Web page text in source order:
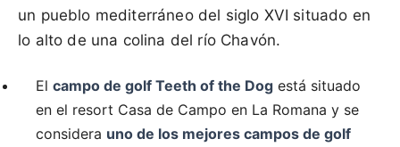
un pueblo mediterráneo del siglo XVI situado en
lo alto de una colina del río Chavón.
El campo de golf Teeth of the Dog está situado
en el resort Casa de Campo en La Romana y se
considera uno de los mejores campos de golf